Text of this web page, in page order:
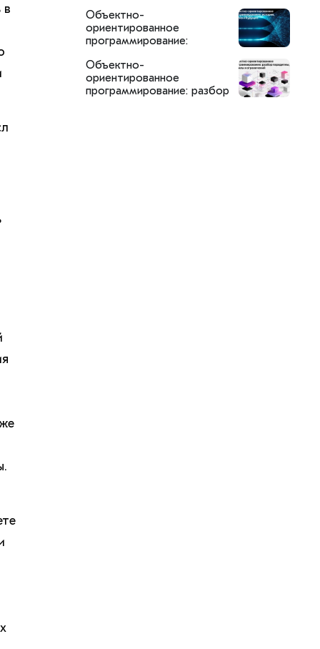
в
SemanticDB
Объектно-
ориентированное
программирование:
Объектно-
ориентированное
программирование: разбор